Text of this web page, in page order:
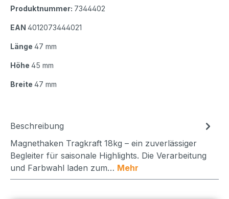
Produktnummer: 7344402
EAN 4012073444021
Länge 47 mm
Höhe 45 mm
Breite 47 mm
Beschreibung
Magnethaken Tragkraft 18kg – ein zuverlässiger
Begleiter für saisonale Highlights. Die Verarbeitung
und Farbwahl laden zum… Mehr